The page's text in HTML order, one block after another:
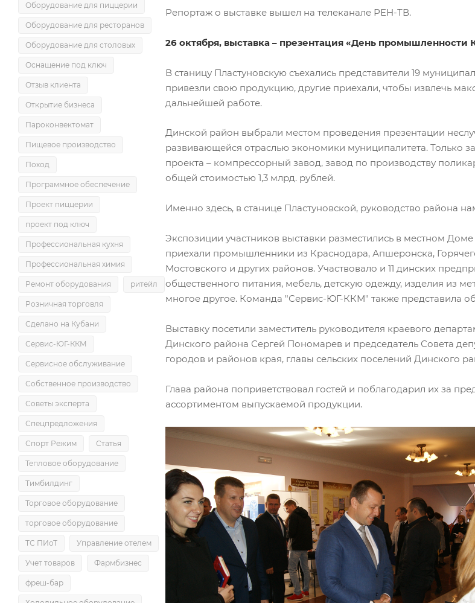
Репортаж о выставке вышел на телеканале РЕН-ТВ.
26 октября, выставка – презентация «День промышленности
В станицу Пластуновскую съехались представители 19
привезли свою продукцию, другие приехали, чтобы извлечь
дальнейшей работе.
Динской район выбрали местом проведения презентации
развивающейся отраслью экономики муниципалитета. Только
проекта – компрессорный завод, завод по производству
общей стоимостью 1,3 млрд. рублей.
Именно здесь, в станице Пластуновской, руководство района
Экспозиции участников выставки разместились в местном
приехали промышленники из Краснодара, Апшеронска,
Мостовского и других районов. Участвовало и 11 динских
общественного питания, мебель, детскую одежду, изделия из
многое другое. Команда "Сервис-ЮГ-ККМ" также представила
Выставку посетили заместитель руководителя краевого
Динского района Сергей Пономарев и председатель Совета
городов и районов края, главы сельских поселений Динского
Глава района поприветствовал гостей и поблагодарил их за
ассортиментом выпускаемой продукции.
Оборудование для пиццерии
Оборудование для ресторанов
Оборудование для столовых
Оснащение под ключ
Отзыв клиента
Открытие бизнеса
Пароконвектомат
Пищевое производство
Поход
Программное обеспечение
Проект пиццерии
проект под ключ
Профессиональная кухня
Профессиональная химия
Ремонт оборудования ритейл
Розничная торговля
Сделано на Кубани
Сервис-ЮГ-ККМ
Сервисное обслуживание
Собственное производство
Советы эксперта
Спецпредложения
Спорт Режим Статья
Тепловое оборудование
Тимбилдинг
Торговое оборудование
торговое оборудование
ТС ПИоТ Управление отелем
Учет товаров Фармбизнес
фреш-бар